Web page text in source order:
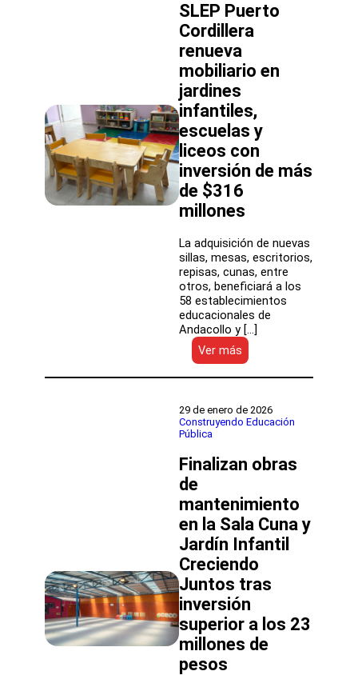
el
Año
Escolar
2026
del
Corina
SLEP Puerto
Cordillera
renueva
mobiliario en
jardines
infantiles,
escuelas y
liceos con
inversión de más
de $316
millones
La adquisición de nuevas
sillas, mesas, escritorios,
repisas, cunas, entre
otros, beneficiará a los
58 establecimientos
educacionales de
Andacollo y […]
Ver más
SLEP
Puerto
renueva
mobiliario
infantiles,
y
liceos
con
inversión
de
más
de
$316
millones
29 de enero de 2026
Construyendo Educación
Pública
Finalizan obras
de
mantenimiento
en la Sala Cuna y
Jardín Infantil
Creciendo
Juntos tras
inversión
superior a los 23
millones de
pesos